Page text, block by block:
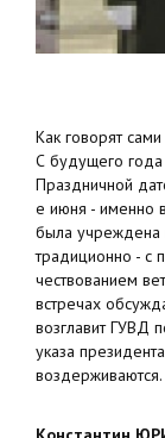
Как говорят
С будущего
Праздничной
е июня - именно
была учреждена
традиционно - с
чествованием
встречах
возглавит ГУВД
указа
воздерживаются.